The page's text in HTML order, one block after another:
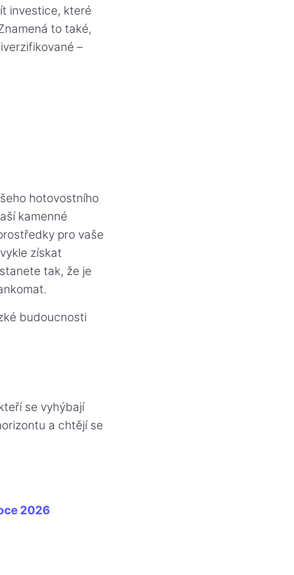
investice, které
to také,
–
hotovostního
kamenné
pro vaše
získat
tak, že je
budoucnosti
se vyhýbají
a chtějí se
2026